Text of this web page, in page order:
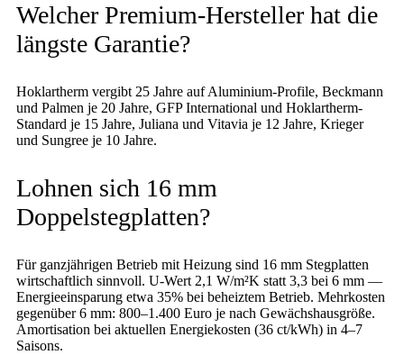
Welcher Premium-Hersteller hat die
längste Garantie?
Hoklartherm vergibt 25 Jahre auf Aluminium-Profile, Beckmann
und Palmen je 20 Jahre, GFP International und Hoklartherm-
Standard je 15 Jahre, Juliana und Vitavia je 12 Jahre, Krieger
und Sungree je 10 Jahre.
Lohnen sich 16 mm
Doppelstegplatten?
Für ganzjährigen Betrieb mit Heizung sind 16 mm Stegplatten
wirtschaftlich sinnvoll. U-Wert 2,1 W/m²K statt 3,3 bei 6 mm —
Energieeinsparung etwa 35% bei beheiztem Betrieb. Mehrkosten
gegenüber 6 mm: 800–1.400 Euro je nach Gewächshausgröße.
Amortisation bei aktuellen Energiekosten (36 ct/kWh) in 4–7
Saisons.